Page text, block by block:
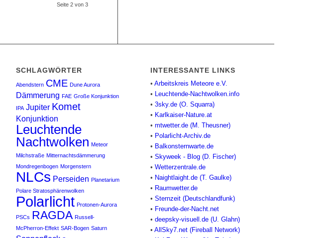
Seite 2 von 3
SCHLAGWÖRTER
Abendstern CME Dune Aurora
Dämmerung FAE Große Konjunktion
IPA Jupiter Komet
Konjunktion
Leuchtende
Nachtwolken Meteor
Milchstraße Mitternachtsdämmerung
Mondregenbogen Morgenstern
NLCs Perseiden Planetarium
Polare Stratosphärenwolken
Polarlicht Protonen-Aurora
PSCs RAGDA Russell-
McPherron-Effekt SAR-Bogen Saturn
INTERESSANTE LINKS
• Arbeitskreis Meteore e.V.
• Leuchtende-Nachtwolken.info
• 3sky.de (O. Squarra)
• Karlkaiser-Nature.at
• mtwetter.de (M. Theusner)
• Polarlicht-Archiv.de
• Balkonsternwarte.de
• Skyweek - Blog (D. Fischer)
• Wetterzentrale.de
• Naightlaight.de (T. Gaulke)
• Raumwetter.de
• Sternzeit (Deutschlandfunk)
• Freunde-der-Nacht.net
• deepsky-visuell.de (U. Glahn)
• AllSky7.net (Fireball Network)